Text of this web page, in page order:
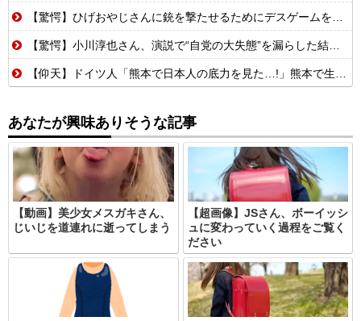
【驚愕】ひげおやじさんに銃を撃たせるためにデスゲームを開催するはりーシ
【驚愕】小川淳也さん、演説で“自党の大失態”を漏らした結果→党からブチギレられるwwwww
【仰天】ドイツ人「熊本で日本人の底力を見た…!」熊本で生まれて初めて震度7の大地震を経験したドイツ人。直後、日本人たちの行動に衝撃を受けてしまう…
あなたが興味ありそうな記事
【動画】美少女メスガキさん、
じいじを道連れに逝ってしまう
【超画像】JSさん、ボーイッシ
ュに変わっていく過程をご覧く
ださい